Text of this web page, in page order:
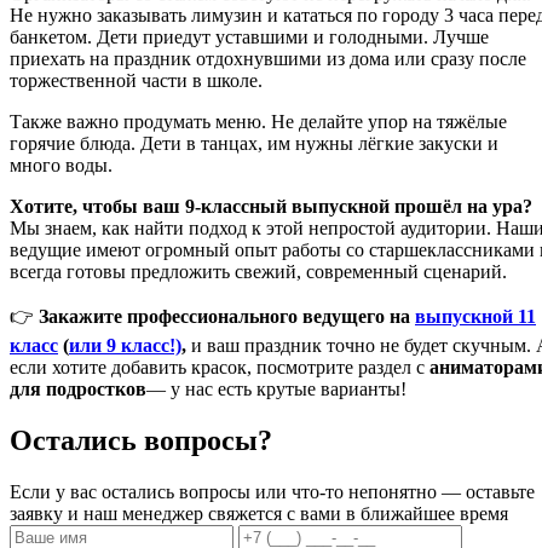
Не нужно заказывать лимузин и кататься по городу 3 часа
банкетом. Дети приедут уставшими и голодными. Лучше
приехать на праздник отдохнувшими из дома или сразу после
торжественной части в школе.
Также важно продумать меню. Не делайте упор на тяжёлые
горячие блюда. Дети в танцах, им нужны лёгкие закуски и
много воды.
Хотите, чтобы ваш 9-классный выпускной прошёл на ура?
Мы знаем, как найти подход к этой непростой аудитории.
ведущие имеют огромный опыт работы со старшеклассниками
всегда готовы предложить свежий, современный сценарий.
👉 Закажите профессионального ведущего на выпускной 11
класс (или 9 класс!), и ваш праздник точно не будет скучным.
если хотите добавить красок, посмотрите раздел с
для подростков— у нас есть крутые варианты!
Остались вопросы?
Если у вас остались вопросы или что-то непонятно — оставьте
заявку и наш менеджер свяжется с вами в ближайшее время